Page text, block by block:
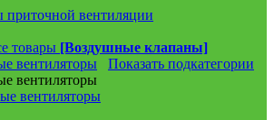
приточной вентиляции
товары [Воздушные клапаны]
вентиляторы
Показать подкатегории
вентиляторы
вентиляторы